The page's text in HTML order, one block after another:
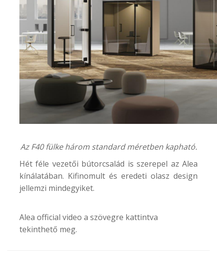
Az F40 fülke három standard méretben kapható.
Hét féle vezetői bútorcsalád is szerepel az Alea
kínálatában. Kifinomult és eredeti olasz design
jellemzi mindegyiket.
Alea official video a szövegre kattintva
tekinthető meg.